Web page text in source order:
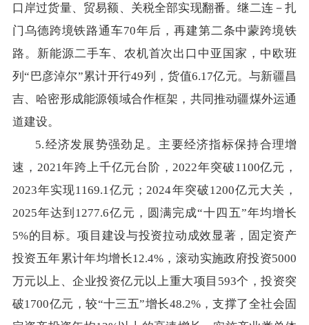
口岸过货量、贸易额、关税全部实现翻番。继二连－扎
门乌德跨境铁路通车70年后，再建第二条中蒙跨境铁
路。新能源二手车、农机首次出口中亚国家，中欧班
列“巴彦淖尔”累计开行49列，货值6.17亿元。与新疆昌
吉、哈密形成能源领域合作框架，共同推动疆煤外运通
道建设。
5.经济发展势强劲足。主要经济指标保持合理增
速，2021年跨上千亿元台阶，2022年突破1100亿元，
2023年实现1169.1亿元；2024年突破1200亿元大关，
2025年达到1277.6亿元，圆满完成“十四五”年均增长
5%的目标。项目建设与投资拉动成效显著，固定资产
投资五年累计年均增长12.4%，滚动实施政府投资5000
万元以上、企业投资亿元以上重大项目593个，投资突
破1700亿元，较“十三五”增长48.2%，支撑了全社会固